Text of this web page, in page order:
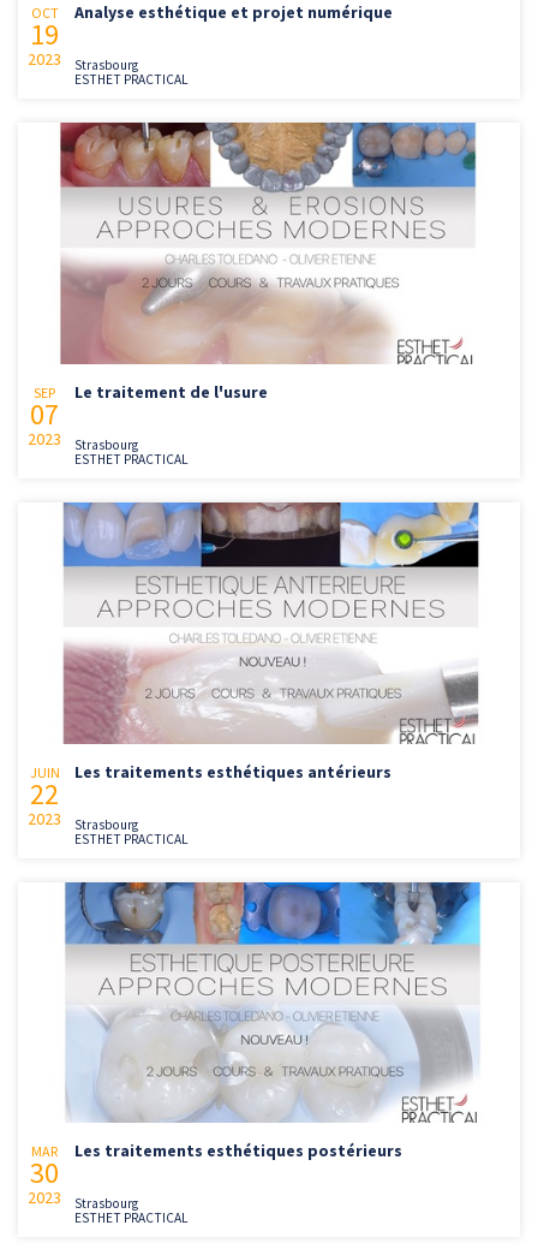
OCT
19
2023
Analyse esthétique et projet numérique
Strasbourg
ESTHET PRACTICAL
SEP
07
2023
Le traitement de l'usure
Strasbourg
ESTHET PRACTICAL
JUIN
22
2023
Les traitements esthétiques antérieurs
Strasbourg
ESTHET PRACTICAL
MAR
30
2023
Les traitements esthétiques postérieurs
Strasbourg
ESTHET PRACTICAL